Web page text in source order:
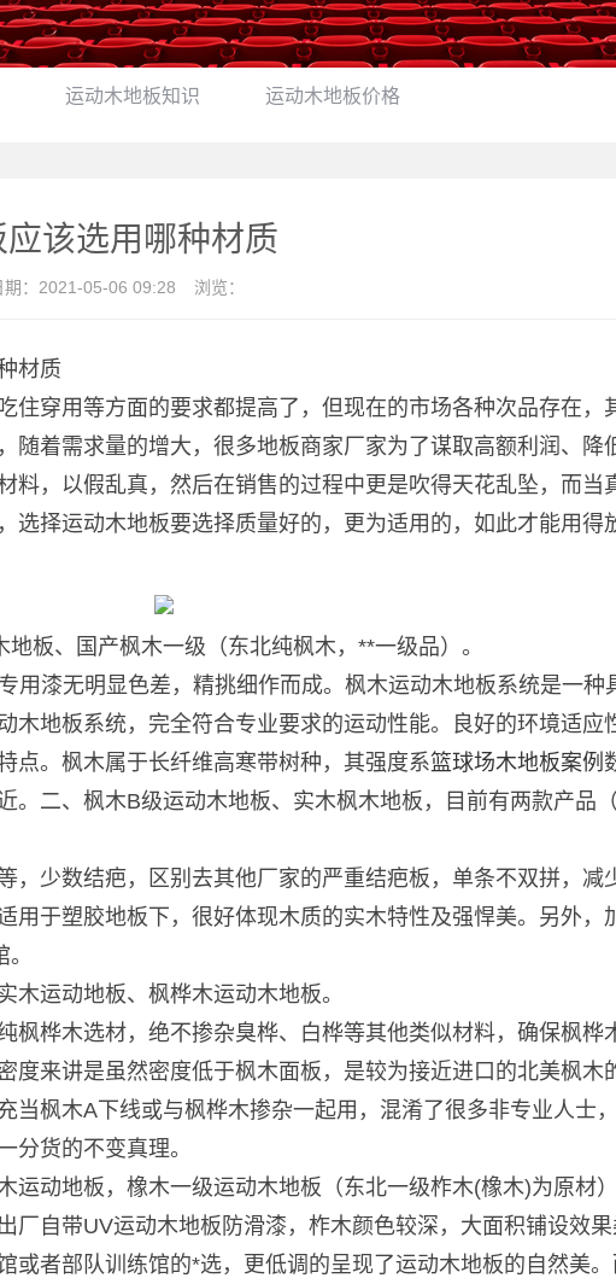
运动木地板知识 运动木地板价格
该选用哪种材质
期： 2021-05-06 09:28 浏览：
材质
住穿用等方面的要求都提高了，但现在的市场各种次品存在，
随着需求量的增大，很多地板商家厂家为了谋取高额利润、降
料，以假乱真，然后在销售的过程中更是吹得天花乱坠，而当
选择运动木地板要选择质量好的，更为适用的，如此才能用得
板、国产枫木一级（东北纯枫木，**一级品）。
用漆无明显色差，精挑细作而成。枫木运动木地板系统是一种
木地板系统，完全符合专业要求的运动性能。良好的环境适应
点。枫木属于长纤维高寒带树种，其强度系篮球场木地板案例
。二、枫木B级运动木地板、实木枫木地板，目前有两款产品
，少数结疤，区别去其他厂家的严重结疤板，单条不双拼，减
用于塑胶地板下，很好体现木质的实木特性及强悍美。另外，
木运动地板、枫桦木运动木地板。
枫桦木选材，绝不掺杂臭桦、白桦等其他类似材料，确保枫桦
度来讲是虽然密度低于枫木面板，是较为接近进口的北美枫木
当枫木A下线或与枫桦木掺杂一起用，混淆了很多非专业人士
分货的不变真理。
运动地板，橡木一级运动木地板（东北一级柞木(橡木)为原材
厂自带UV运动木地板防滑漆，柞木颜色较深，大面积铺设效
或者部队训练馆的*选，更低调的呈现了运动木地板的自然美